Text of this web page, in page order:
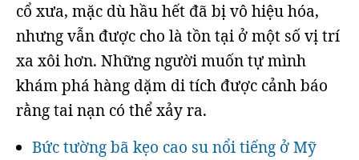
cổ xưa, mặc dù hầu hết đã bị vô hiệu hóa,
nhưng vẫn được cho là tồn tại ở một số vị trí
xa xôi hơn. Những người muốn tự mình
khám phá hàng dặm di tích được cảnh báo
rằng tai nạn có thể xảy ra.
Bức tường bã kẹo cao su nổi tiếng ở Mỹ